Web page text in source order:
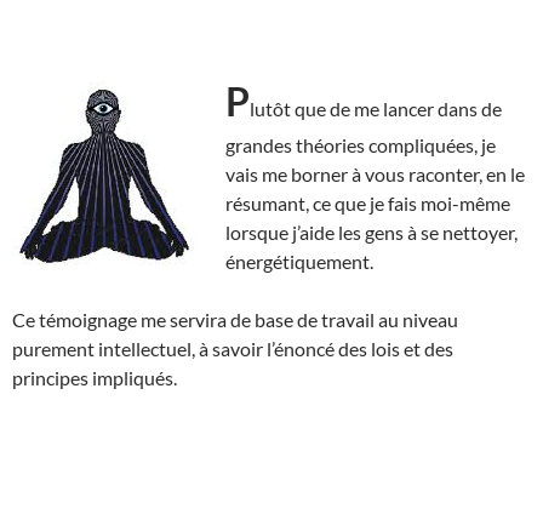
Plutôt que de me lancer dans de
grandes théories compliquées, je
vais me borner à vous raconter, en le
résumant, ce que je fais moi-même
lorsque j’aide les gens à se nettoyer,
énergétiquement.
Ce témoignage me servira de base de travail au niveau
purement intellectuel, à savoir l’énoncé des lois et des
principes impliqués.